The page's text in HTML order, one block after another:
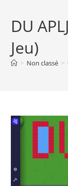
DU
Jeu)
> Non classé >